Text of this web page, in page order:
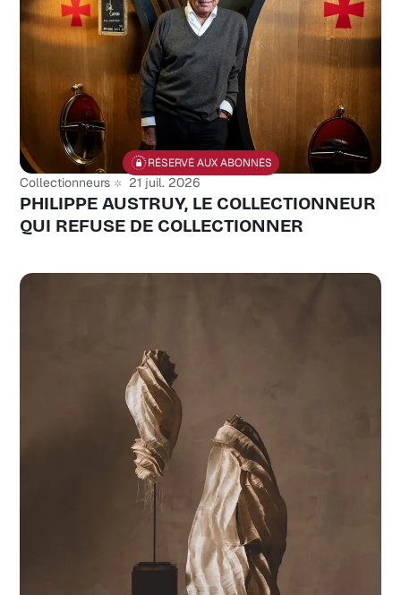
RÉSERVÉ AUX ABONNÉS
Collectionneurs 21 juil. 2026
PHILIPPE AUSTRUY, LE COLLECTIONNEUR
QUI REFUSE DE COLLECTIONNER